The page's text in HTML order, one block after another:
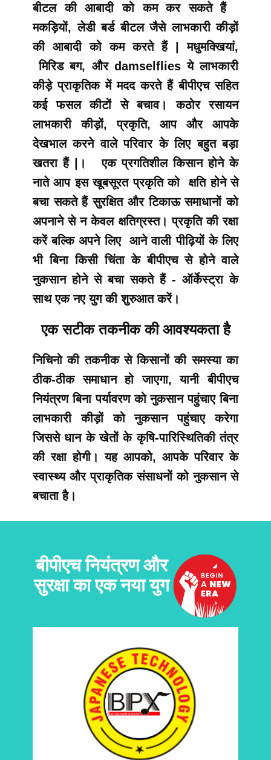
बीटल की आबादी को कम कर सकते हैं
मकड़ियों, लेडी बर्ड बीटल जैसे लाभकारी कीड़ों
की आबादी को कम करते हैं | मधुमक्खियां,
मिरिड बग, और damselflies ये लाभकारी
कीड़े प्राकृतिक में मदद करते हैं बीपीएच सहित
कई फसल कीटों से बचाव। कठोर रसायन
लाभकारी कीड़ों, प्रकृति, आप और आपके
देखभाल करने वाले परिवार के लिए बहुत बड़ा
खतरा हैं |। एक प्रगतिशील किसान होने के
नाते आप इस खूबसूरत प्रकृति को क्षति होने से
बचा सकते हैं सुरक्षित और टिकाऊ समाधानों को
अपनाने से न केवल क्षतिग्रस्त। प्रकृति की रक्षा
करें बल्कि अपने लिए आने वाली पीढ़ियों के लिए
भी बिना किसी चिंता के बीपीएच से होने वाले
नुकसान होने से बचा सकते हैं - ऑर्केस्ट्रा के
साथ एक नए युग की शुरुआत करें।
एक सटीक तकनीक की आवश्यकता है
निचिनो की तकनीक से किसानों की समस्या का
ठीक-ठीक समाधान हो जाएगा, यानी बीपीएच
नियंत्रण बिना पर्यावरण को नुकसान पहुंचाए बिना
लाभकारी कीड़ों को नुकसान पहुंचाए करेगा
जिससे धान के खेतों के कृषि-पारिस्थितिकी तंत्र
की रक्षा होगी। यह आपको, आपके परिवार के
स्वास्थ्य और प्राकृतिक संसाधनों को नुकसान से
बचाता है।
बीपीएच नियंत्रण और
सुरक्षा का एक नया युग